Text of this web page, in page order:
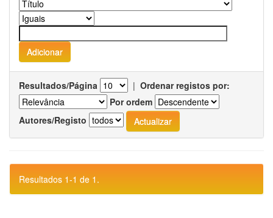
Resultados/Página | Ordenar registos por:
Por ordem
Autores/Registo
Resultados 1-1 de 1.